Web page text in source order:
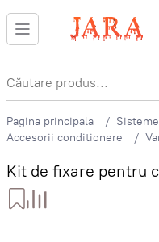
Pagina principala
Accesorii conditionere
Kit de fixare pentru